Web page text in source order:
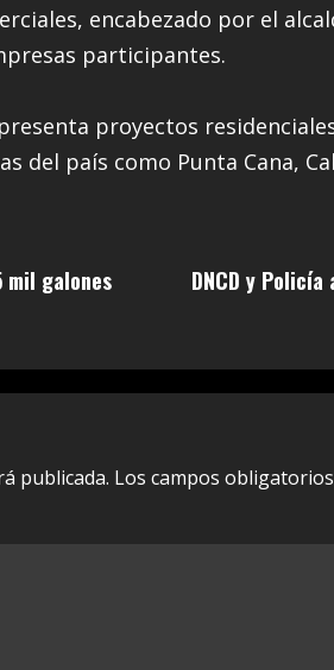
encabezado por el
participantes.
proyectos
del país como Punta Cana,
mil galones
DNCD y
publicada. Los campos